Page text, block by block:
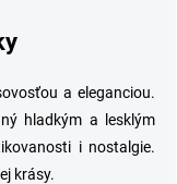
a eleganciou.
hladkým a lesklým
i nostalgie.
krásy.